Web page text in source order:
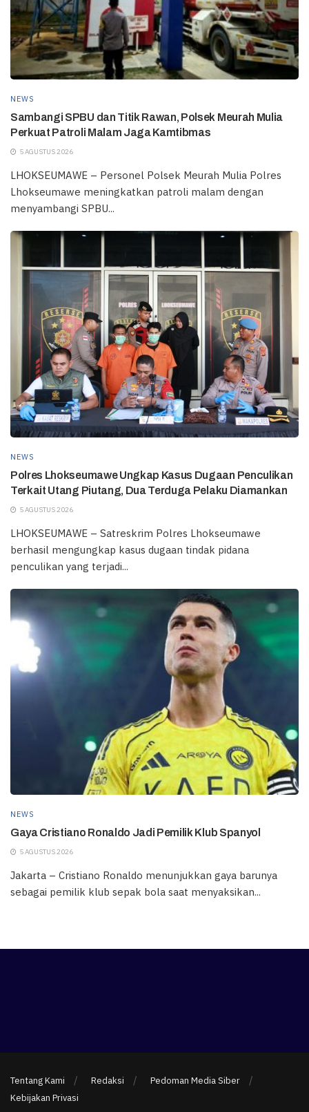
NEWS
Sambangi SPBU dan Titik Rawan, Polsek Meurah Mulia
Perkuat Patroli Malam Jaga Kamtibmas
5 AGUSTUS 2026
LHOKSEUMAWE – Personel Polsek Meurah Mulia Polres
Lhokseumawe meningkatkan patroli malam dengan
menyambangi SPBU...
NEWS
Polres Lhokseumawe Ungkap Kasus Dugaan Penculikan
Terkait Utang Piutang, Dua Terduga Pelaku Diamankan
5 AGUSTUS 2026
LHOKSEUMAWE – Satreskrim Polres Lhokseumawe
berhasil mengungkap kasus dugaan tindak pidana
penculikan yang terjadi...
NEWS
Gaya Cristiano Ronaldo Jadi Pemilik Klub Spanyol
5 AGUSTUS 2026
Jakarta – Cristiano Ronaldo menunjukkan gaya barunya
sebagai pemilik klub sepak bola saat menyaksikan...
Tentang Kami Redaksi
Pedoman Media Siber
Kebijakan Privasi